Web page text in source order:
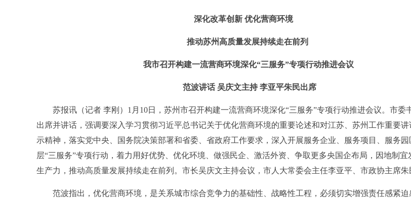
深化改革创新 优化营商环境
推动苏州高质量发展持续走在前列
我市召开构建一流营商环境深化“三服务”专项行动推进会议
范波讲话 吴庆文主持 李亚平朱民出席
苏报讯（记者 李刚）1月10日，苏州市召开构建一流营商环境深化“三服务”专项行动推进会议。市委
出席并讲话，强调要深入学习贯彻习近平总书记关于优化营商环境的重要论述和对江苏、苏州工作重要讲
示精神，落实党中央、国务院决策部署和省委、省政府工作要求，深入开展服务企业、服务项目、服务园
层“三服务”专项行动，着力用好优势、优化环境、做强民企、激活外资、争取更多央国企布局，因地制宜
生产力，推动高质量发展持续走在前列。市长吴庆文主持会议，市人大常委会主任李亚平、市政协主席朱
范波指出，优化营商环境，是关系城市综合竞争力的基础性、战略性工程，必须切实增强责任感紧迫